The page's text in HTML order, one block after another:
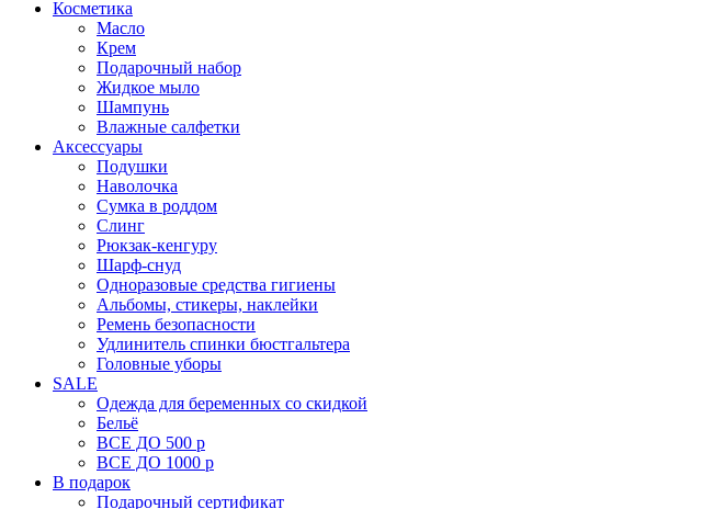
Косметика
Масло
Крем
Подарочный набор
Жидкое мыло
Шампунь
Влажные салфетки
Аксессуары
Подушки
Наволочка
Сумка в роддом
Cлинг
Рюкзак-кенгуру
Шарф-снуд
Одноразовые средства гигиены
Альбомы, стикеры, наклейки
Ремень безопасности
Удлинитель спинки бюстгальтера
Головные уборы
SALE
Одежда для беременных со скидкой
Бельё
ВСЕ ДО 500 р
ВСЕ ДО 1000 р
В подарок
Подарочный сертификат